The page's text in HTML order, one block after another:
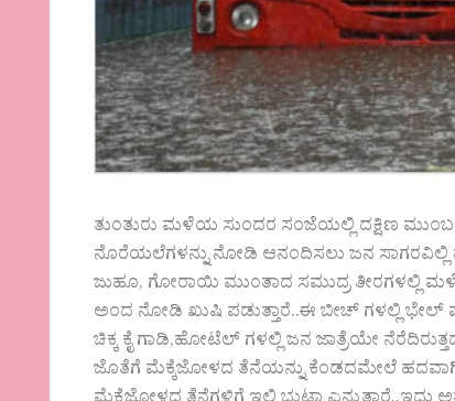
ತುಂತುರು ಮಳೆಯ ಸುಂದರ ಸಂಜೆಯಲ್ಲಿ ದಕ್ಷಿಣ
ನೊರೆಯಲೆಗಳನ್ನು ನೋಡಿ ಆನಂದಿಸಲು ಜನ ಸಾಗರವಿಲ್ಲಿ
ಜುಹೂ, ಗೋರಾಯಿ ಮುಂತಾದ ಸಮುದ್ರ ತೀರಗಳಲ್ಲಿ
ಅಂದ ನೋಡಿ ಖುಷಿ ಪಡುತ್ತಾರೆ..ಈ ಬೀಚ್ ಗಳಲ್ಲಿ ಭೇಲ್
ಚಿಕ್ಕ ಕೈ ಗಾಡಿ,ಹೋಟೆಲ್ ಗಳಲ್ಲಿ ಜನ‌ ಜಾತ್ರೆಯೇ
ಜೊತೆಗೆ ಮೆಕ್ಕೆಜೋಳದ ತೆನೆಯನ್ನು ಕೆಂಡದಮೇಲೆ ಹದವಾಗಿ